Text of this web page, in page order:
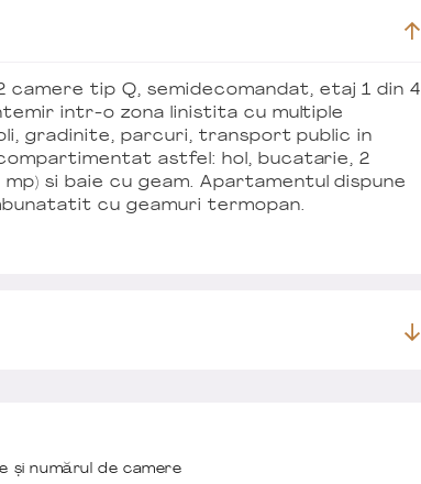
tip Q, semidecomandat, etaj 1 din 4
intr-o zona linistita cu multiple
gradinite, parcuri, transport public in
astfel: hol, bucatarie, 2
si baie cu geam. Apartamentul dispune
cu geamuri termopan.
și numărul de camere